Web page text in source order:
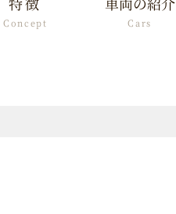
Concept Cars